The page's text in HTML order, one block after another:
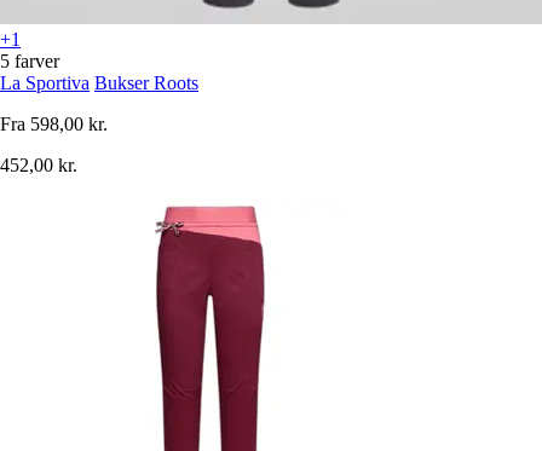
+1
5 farver
La Sportiva Bukser Roots
Fra 598,00 kr.
452,00 kr.